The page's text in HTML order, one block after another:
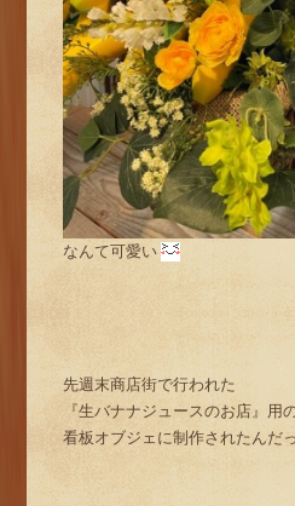
なんて可愛い
先週末商店街で行われた
『生バナナジュースのお店』用
看板オブジェに制作されたんだ